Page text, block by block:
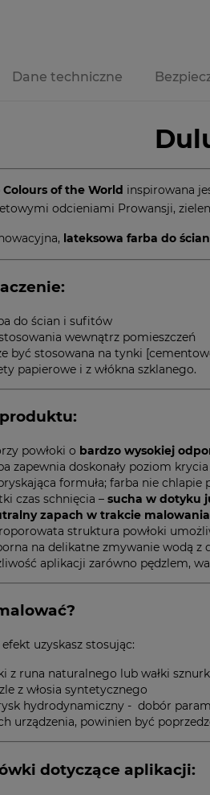
Dane techniczne
Colours of the World inspirowana
odcieniami Prowansji,
lateksowa farba do
do ścian i sufitów
wewnątrz pomieszczeń
być stosowana na tynki
papierowe i z włókna szklanego.
powłoki o bardzo wysokiej
zapewnia doskonały poziom
formuła; farba nie chlapie
czas schnięcia – sucha w dotyku
zapach w trakcie malowania
struktura powłoki
na delikatne zmywanie wodą z
aplikacji zarówno pędzlem,
efekt uzyskasz stosując:
z runa naturalnego lub wałki
z włosia syntetycznego
hydrodynamiczny - dobór
urządzenia, powinien być
dotyczące aplikacji: